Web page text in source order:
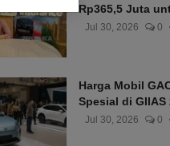
Rp365,5 Juta
Jul 30, 2026 0
Harga Mobil
Spesial di GIIAS
Jul 30, 2026 0